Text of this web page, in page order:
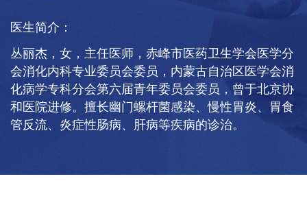
医生简介：
丛丽杰，女，主任医师，赤峰市医药卫生学会医学分
会消化内科专业委员会委员，内蒙古自治区医学会消
化病学专科分会第六届青年委员会委员，曾于北京协
和医院进修。擅长幽门螺杆菌感染、慢性胃炎、胃食
管反流、炎症性肠病、肝病等疾病的诊治。